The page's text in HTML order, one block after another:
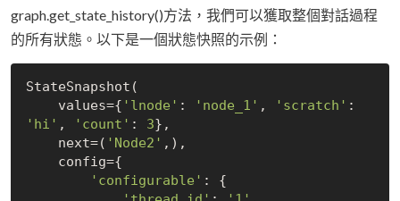
graph.get_state_history()方法，我們可以獲取整個對話過程
的所有狀態。以下是一個狀態快照的示例：
StateSnapshot(
    values={
'lnode' : 'node_1' , 'scratch'
'hi' , 'count' : 3},
    next=(
'Node2' ,),
'configurable' : {